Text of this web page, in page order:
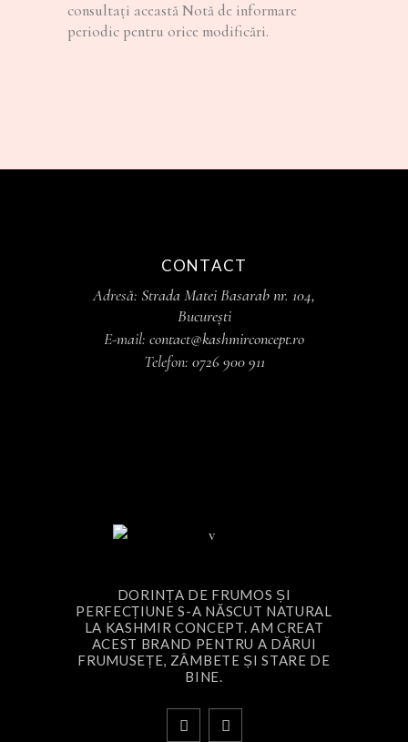
consultați această Notă de informare
periodic pentru orice modificări.
CONTACT
Adresă: Strada Matei Basarab nr. 104,
București
E-mail: contact@kashmirconcept.ro
Telefon: 0726 900 911
DORINȚA DE FRUMOS ȘI
PERFECȚIUNE S-A NĂSCUT NATURAL
LA KASHMIR CONCEPT. AM CREAT
ACEST BRAND PENTRU A DĂRUI
FRUMUSEȚE, ZÂMBETE ȘI STARE DE
BINE.